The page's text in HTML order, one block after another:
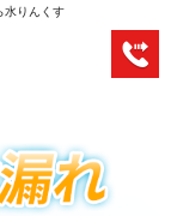
水りんくす